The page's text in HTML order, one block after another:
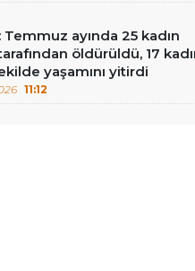
Temmuz ayında 25 kadın
öldürüldü, 17
yaşamını yitirdi
11:12